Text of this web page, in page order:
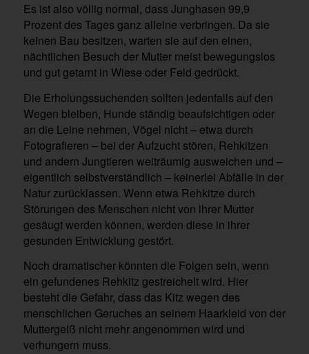
Es ist also völlig normal, dass Junghasen 99,9
Prozent des Tages ganz alleine verbringen. Da sie
keinen Bau besitzen, warten sie auf den einen,
nächtlichen Besuch der Mutter meist bewegungslos
und gut getarnt in Wiese oder Feld gedrückt.
Die Erholungssuchenden sollten jedenfalls auf den
Wegen bleiben, Hunde ständig beaufsichtigen oder
an die Leine nehmen, Vögel nicht – etwa durch
Fotografieren – bei der Aufzucht stören, Rehkitzen
und andern Jungtieren weiträumig ausweichen und –
eigentlich selbstverständlich – keinerlei Abfälle in der
Natur zurücklassen. Wenn etwa Rehkitze durch
Störungen des Menschen nicht von ihrer Mutter
gesäugt werden können, werden diese in ihrer
gesunden Entwicklung gestört.
Noch dramatischer könnten die Folgen sein, wenn
ein gefundenes Rehkitz gestreichelt wird. Hier
besteht die Gefahr, dass das Kitz wegen des
menschlichen Geruches an seinem Haarkleid von der
Muttergeiß nicht mehr angenommen wird und
verhungern muss.